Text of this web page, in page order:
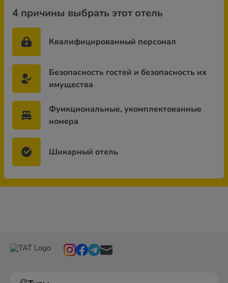
4 причины выбрать этот отель
Квалифицированный персонал
Безопасность гостей и безопасность их
имущества
Функциональные, укомплектованные
номера
Шикарный отель